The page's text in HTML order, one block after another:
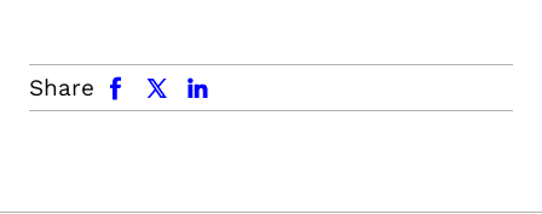
Share
facebook x.com linkedin